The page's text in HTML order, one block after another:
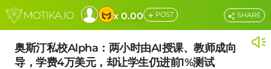
x 0.00 + POST
奥斯汀私校Alpha：两小时由AI授课、教师成向
导，学费4万美元，却让学生仍进前1%测试
SHARE